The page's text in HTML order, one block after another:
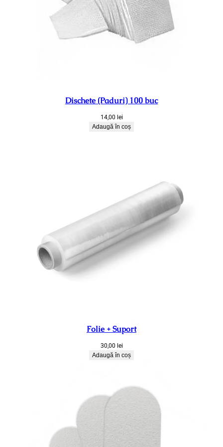
Dischete (Paduri) 100 buc
14,00 lei
Adaugă în coș
Folie + Suport
30,00 lei
Adaugă în coș